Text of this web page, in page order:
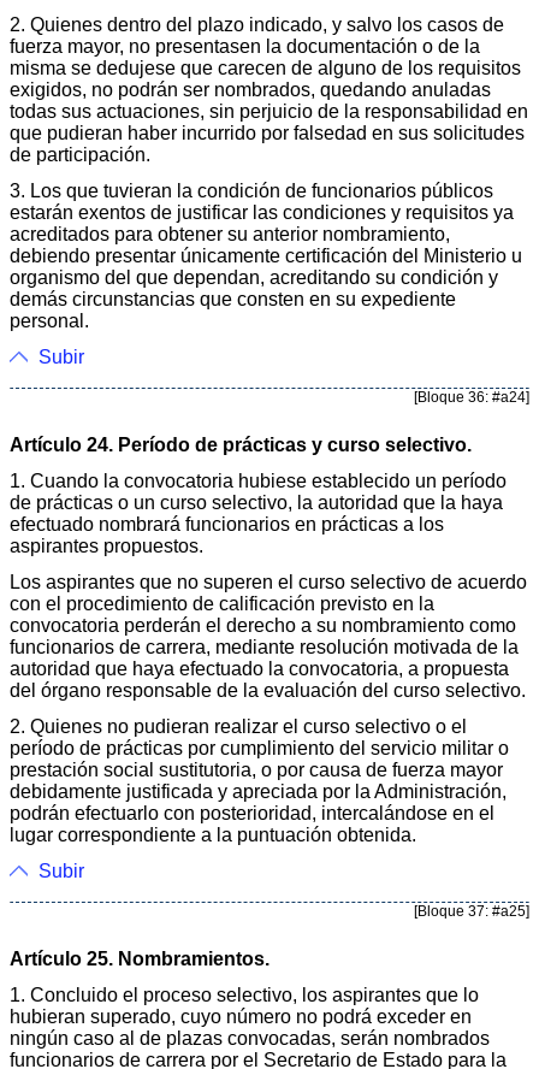
2. Quienes dentro del plazo indicado, y salvo los casos de
fuerza mayor, no presentasen la documentación o de la
misma se dedujese que carecen de alguno de los requisitos
exigidos, no podrán ser nombrados, quedando anuladas
todas sus actuaciones, sin perjuicio de la responsabilidad en
que pudieran haber incurrido por falsedad en sus solicitudes
de participación.
3. Los que tuvieran la condición de funcionarios públicos
estarán exentos de justificar las condiciones y requisitos ya
acreditados para obtener su anterior nombramiento,
debiendo presentar únicamente certificación del Ministerio u
organismo del que dependan, acreditando su condición y
demás circunstancias que consten en su expediente
personal.
Subir
[Bloque 36: #a24]
Artículo 24. Período de prácticas y curso selectivo.
1. Cuando la convocatoria hubiese establecido un período
de prácticas o un curso selectivo, la autoridad que la haya
efectuado nombrará funcionarios en prácticas a los
aspirantes propuestos.
Los aspirantes que no superen el curso selectivo de acuerdo
con el procedimiento de calificación previsto en la
convocatoria perderán el derecho a su nombramiento como
funcionarios de carrera, mediante resolución motivada de la
autoridad que haya efectuado la convocatoria, a propuesta
del órgano responsable de la evaluación del curso selectivo.
2. Quienes no pudieran realizar el curso selectivo o el
período de prácticas por cumplimiento del servicio militar o
prestación social sustitutoria, o por causa de fuerza mayor
debidamente justificada y apreciada por la Administración,
podrán efectuarlo con posterioridad, intercalándose en el
lugar correspondiente a la puntuación obtenida.
Subir
[Bloque 37: #a25]
Artículo 25. Nombramientos.
1. Concluido el proceso selectivo, los aspirantes que lo
hubieran superado, cuyo número no podrá exceder en
ningún caso al de plazas convocadas, serán nombrados
funcionarios de carrera por el Secretario de Estado para la